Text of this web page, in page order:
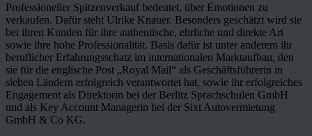
Professioneller Spitzenverkauf bedeutet, über Emotionen zu
verkaufen. Dafür steht Ulrike Knauer. Besonders geschätzt wird sie
bei ihren Kunden für ihre authentische, ehrliche und direkte Art
sowie ihre hohe Professionalität. Basis dafür ist unter anderem ihr
beruflicher Erfahrungsschatz im internationalen Marktaufbau, den
sie für die englische Post „Royal Mail“ als Geschäftsführerin in
sieben Ländern erfolgreich verantwortet hat, sowie ihr erfolgreiches
Engagement als Direktorin bei der Berlitz Sprachschulen GmbH
und als Key Account Managerin bei der Sixt Autovermietung
GmbH & Co KG.